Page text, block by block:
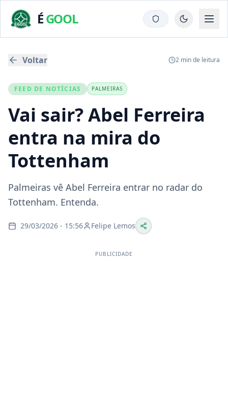
ÉGOOL
Voltar 2 min de leitura
FEED DE NOTÍCIAS PALMEIRAS
Vai sair? Abel Ferreira
entra na mira do
Tottenham
Palmeiras vê Abel Ferreira entrar no radar do
Tottenham. Entenda.
29/03/2026 - 15:56 Felipe Lemos
PUBLICIDADE